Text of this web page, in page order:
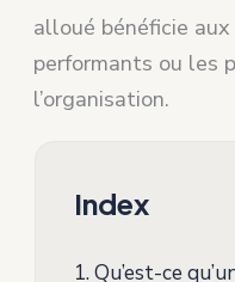
alloué bénéficie
performants ou les
l’organisation.
Index
1.Qu’est-ce